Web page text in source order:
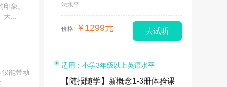
象。
...
能带动
法水平
价格: ￥1299元 去试听
适用：小学3年级以上英语水平
【随报随学】新概念1-3册体验课